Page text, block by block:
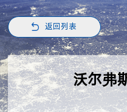
返回列表
沃尔弗